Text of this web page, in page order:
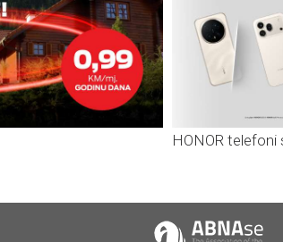
HONOR